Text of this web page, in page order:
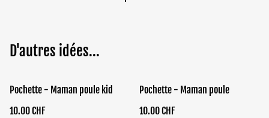
D'autres idées...
Pochette - Maman poule kid
10.00 CHF
Pochette - Maman poule
10.00 CHF